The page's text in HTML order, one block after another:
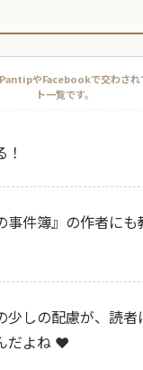
やFacebookで交わされ
ト一覧です。
事件簿』の作者に
少しの配慮が、読者
だよね ❤️